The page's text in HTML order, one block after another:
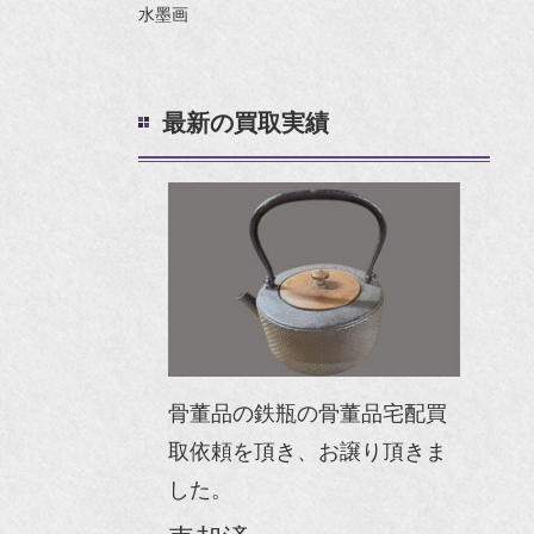
水墨画
最新の買取実績
骨董品の鉄瓶の骨董品宅配買
取依頼を頂き、お譲り頂きま
した。